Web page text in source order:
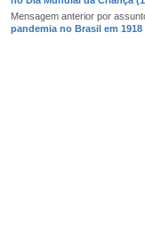
Mensagem anterior por
pandemia no Brasil em 1918